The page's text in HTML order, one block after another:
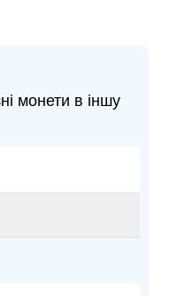
монети в іншу